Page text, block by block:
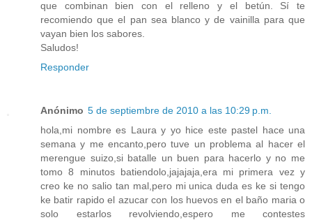
que combinan bien con el relleno y el betún. Sí te
recomiendo que el pan sea blanco y de vainilla para que
vayan bien los sabores.
Saludos!
Responder
Anónimo 5 de septiembre de 2010 a las 10:29 p.m.
hola,mi nombre es Laura y yo hice este pastel hace una
semana y me encanto,pero tuve un problema al hacer el
merengue suizo,si batalle un buen para hacerlo y no me
tomo 8 minutos batiendolo,jajajaja,era mi primera vez y
creo ke no salio tan mal,pero mi unica duda es ke si tengo
ke batir rapido el azucar con los huevos en el baño maria o
solo estarlos revolviendo,espero me contestes